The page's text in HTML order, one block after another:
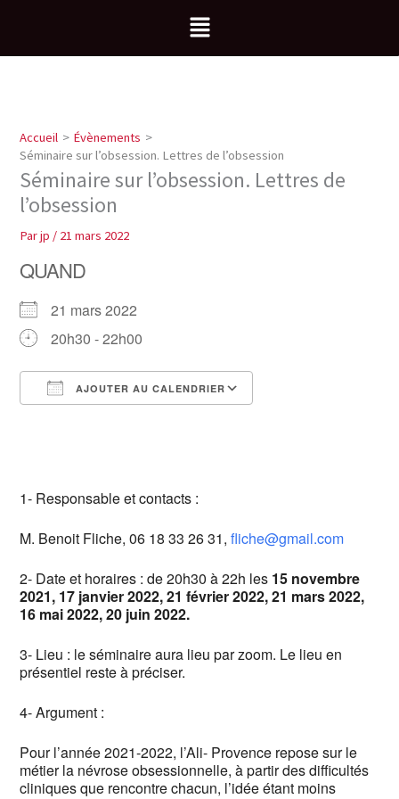
contenu
Menu
Accueil
Évènements
Séminaire sur l’obsession. Lettres de l’obsession
Séminaire sur l’obsession. Lettres de
l’obsession
Parjp / 21 mars 2022
QUAND
21 mars 2022
20h30 - 22h00
AJOUTER AU CALENDRIER
1- Responsable et contacts :
M. Benoit Fliche, 06 18 33 26 31,fliche@gmail.com
2- Date et horaires : de 20h30 à 22h les 15 novembre
2021, 17 janvier 2022, 21 février 2022, 21 mars 2022,
16 mai 2022, 20 juin 2022.
3- Lieu : le séminaire aura lieu par zoom. Le lieu en
présentiel reste à préciser.
4- Argument :
Pour l’année 2021-2022, l’Ali- Provence repose sur le
métier la névrose obsessionnelle, à partir des difficultés
cliniques que rencontre chacun, l’idée étant moins